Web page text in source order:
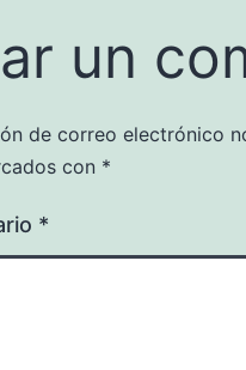
un
de correo electrónico
con *
*